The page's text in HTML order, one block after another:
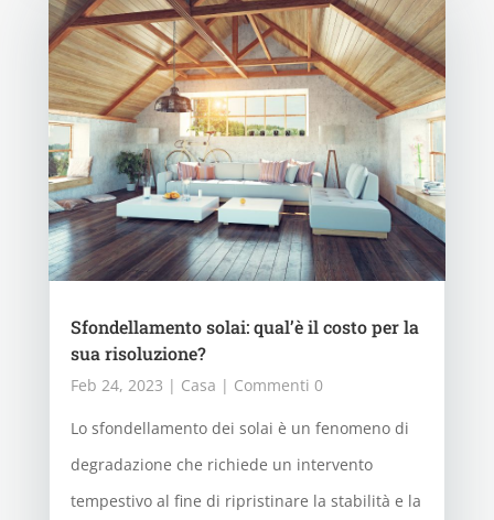
Sfondellamento solai: qual’è il costo per la
sua risoluzione?
Feb 24, 2023 | Casa | Commenti 0
Lo sfondellamento dei solai è un fenomeno di
degradazione che richiede un intervento
tempestivo al fine di ripristinare la stabilità e la